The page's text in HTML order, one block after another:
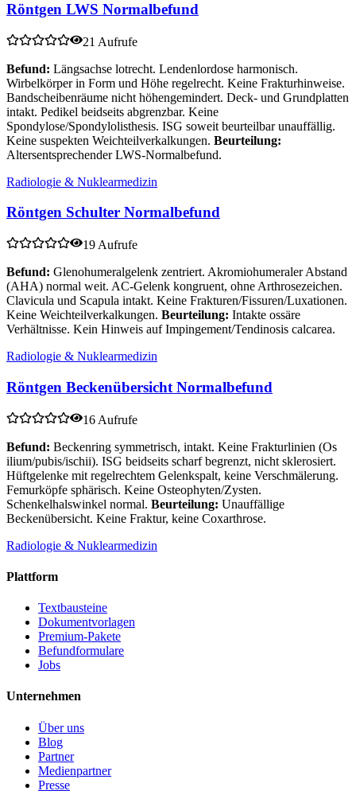
Röntgen LWS Normalbefund
21 Aufrufe
Befund: Längsachse lotrecht. Lendenlordose harmonisch.
Wirbelkörper in Form und Höhe regelrecht. Keine Frakturhinweise.
Bandscheibenräume nicht höhengemindert. Deck- und Grundplatten
intakt. Pedikel beidseits abgrenzbar. Keine
Spondylose/Spondylolisthesis. ISG soweit beurteilbar unauffällig.
Keine suspekten Weichteilverkalkungen. Beurteilung:
Altersentsprechender LWS-Normalbefund.
Radiologie & Nuklearmedizin
Röntgen Schulter Normalbefund
19 Aufrufe
Befund: Glenohumeralgelenk zentriert. Akromiohumeraler Abstand
(AHA) normal weit. AC-Gelenk kongruent, ohne Arthrosezeichen.
Clavicula und Scapula intakt. Keine Frakturen/Fissuren/Luxationen.
Keine Weichteilverkalkungen. Beurteilung: Intakte ossäre
Verhältnisse. Kein Hinweis auf Impingement/Tendinosis calcarea.
Radiologie & Nuklearmedizin
Röntgen Beckenübersicht Normalbefund
16 Aufrufe
Befund: Beckenring symmetrisch, intakt. Keine Frakturlinien (Os
ilium/pubis/ischii). ISG beidseits scharf begrenzt, nicht sklerosiert.
Hüftgelenke mit regelrechtem Gelenkspalt, keine Verschmälerung.
Femurköpfe sphärisch. Keine Osteophyten/Zysten.
Schenkelhalswinkel normal. Beurteilung: Unauffällige
Beckenübersicht. Keine Fraktur, keine Coxarthrose.
Radiologie & Nuklearmedizin
Plattform
Textbausteine
Dokumentvorlagen
Premium-Pakete
Befundformulare
Jobs
Unternehmen
Über uns
Blog
Partner
Medienpartner
Presse